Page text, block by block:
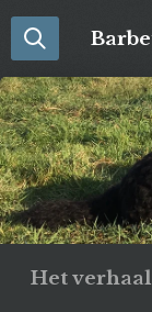
Ga
direct
de
hoofdinhoud
Het